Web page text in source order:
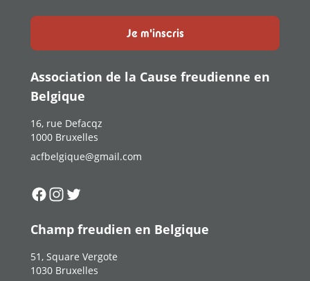
Je m'inscris
Association de la Cause freudienne en
Belgique
16, rue Defacqz
1000 Bruxelles
acfbelgique@gmail.com
Suivez-nous sur
Suivez-nous sur
Suivez-nous sur
Champ freudien en Belgique
51, Square Vergote
1030 Bruxelles